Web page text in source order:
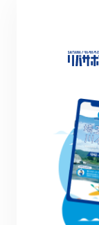
生き物観察